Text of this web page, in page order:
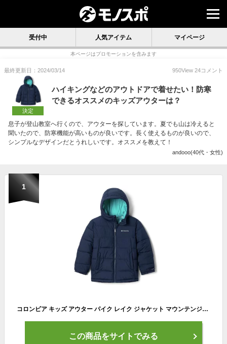
受付中 人気アイテム マイページ
本ページはプロモーションを含みます
最終更新日：2024/03/14 950View 24コメント
決定
ハイキングなどのアウトドアで着せたい！防寒
できるオススメのキッズアウターは？
息子が登山教室へ行くので、アウターを探しています。夏でも山は冷えると
聞いたので、防寒機能が高いものが良いです。長く使えるものが良いので、
シンプルなデザインだとうれしいです。オススメを教えて！
andooo(40代・女性)
1
コロンビア キッズ アウター パイク レイク ジャケット マウンテンジャケット Columbia Youth Pike Lake Jacket Nocturnal 送料無料
この商品をサイトでみる